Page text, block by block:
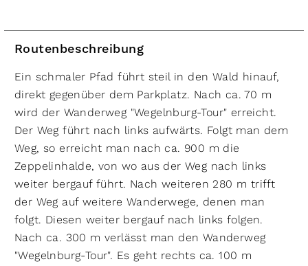
Routenbeschreibung
Ein schmaler Pfad führt steil in den Wald hinauf,
direkt gegenüber dem Parkplatz. Nach ca. 70 m
wird der Wanderweg "Wegelnburg-Tour" erreicht.
Der Weg führt nach links aufwärts. Folgt man dem
Weg, so erreicht man nach ca. 900 m die
Zeppelinhalde, von wo aus der Weg nach links
weiter bergauf führt. Nach weiteren 280 m trifft
der Weg auf weitere Wanderwege, denen man
folgt. Diesen weiter bergauf nach links folgen.
Nach ca. 300 m verlässt man den Wanderweg
"Wegelnburg-Tour". Es geht rechts ca. 100 m